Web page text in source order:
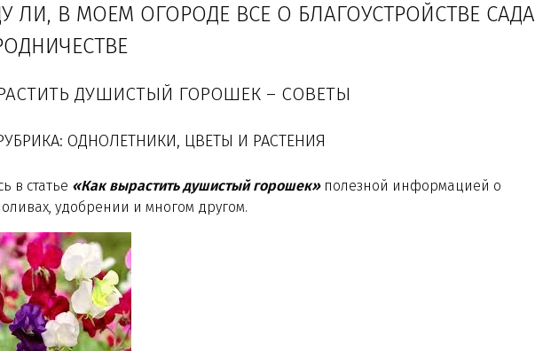
ЛИ, В МОЕМ ОГОРОДЕ ВСЕ О БЛАГОУСТРОЙСТВЕ САДА
ДУШИСТЫЙ ГОРОШЕК – СОВЕТЫ
ОДНОЛЕТНИКИ, ЦВЕТЫ И РАСТЕНИЯ
в статье «Как вырастить душистый горошек»полезной информацией о
удобрении и многом другом.